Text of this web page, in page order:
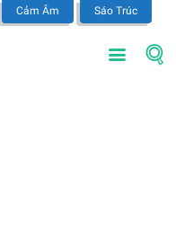
Cảm Âm Sáo Trúc